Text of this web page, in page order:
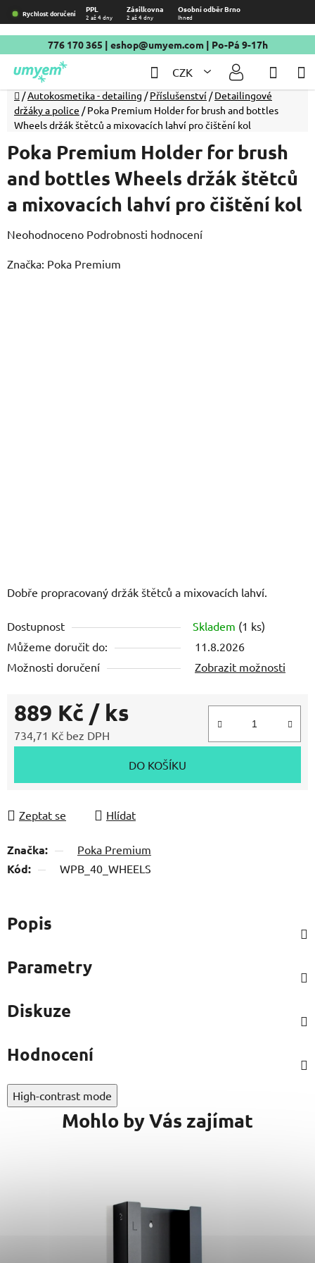
Přejít
na
obsah
Rychlost doručení PPL Zásilkovna Osobní odběr Brno
2 až 4 dny 2 až 4 dny Ihned
776 170 365 | eshop@umyem.com| Po-Pá 9-17h
CZK
Hledat
Domů
/Autokosmetika - detailing / Příslušenství / Detailingové
držáky a police / Poka Premium Holder for brush and bottles
Wheels držák štětců a mixovacích lahví pro čištění kol
Dobře propracovaný držák štětců a mixovacích lahví.
Dostupnost Skladem (1 ks)
Můžeme doručit do:
11.8.2026
Možnosti doručení
Zobrazit možnosti
889 Kč / ks
734,71 Kč bez DPH
DO KOŠÍKU
Zeptat se Hlídat
Značka: Poka Premium
Kód: WPB_40_WHEELS
Poka Premium Holder for brush
and bottles Wheels držák štětců
a mixovacích lahví pro čištění kol
Průměrné
produktu
Neohodnoceno Podrobnosti hodnocení
Značka: Poka Premium
Popis
Parametry
Diskuze
Hodnocení
High-contrast mode
Mohlo by Vás zajímat